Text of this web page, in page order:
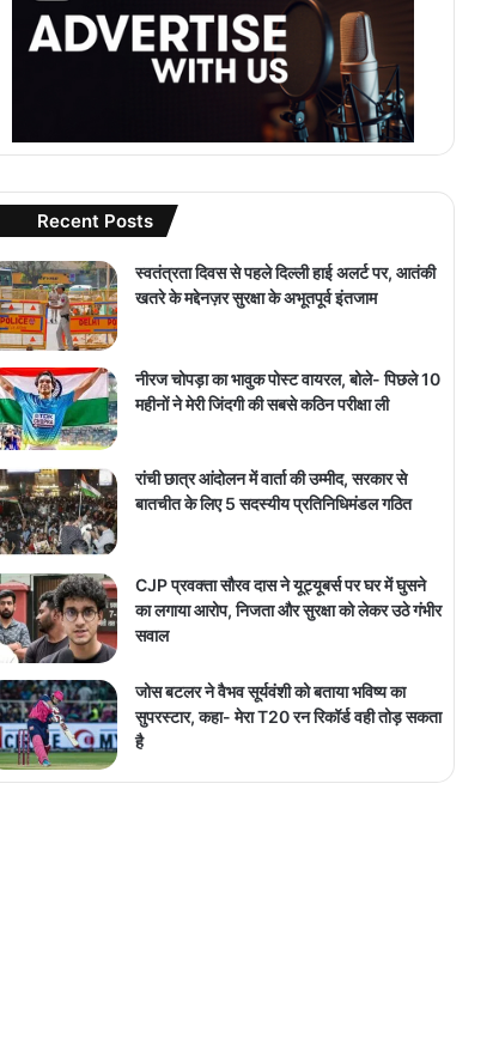
Recent Posts
स्वतंत्रता दिवस से पहले दिल्ली हाई अलर्ट पर, आतंकी
खतरे के मद्देनज़र सुरक्षा के अभूतपूर्व इंतजाम
नीरज चोपड़ा का भावुक पोस्ट वायरल, बोले- पिछले 10
महीनों ने मेरी जिंदगी की सबसे कठिन परीक्षा ली
रांची छात्र आंदोलन में वार्ता की उम्मीद, सरकार से
बातचीत के लिए 5 सदस्यीय प्रतिनिधिमंडल गठित
CJP प्रवक्ता सौरव दास ने यूट्यूबर्स पर घर में घुसने
का लगाया आरोप, निजता और सुरक्षा को लेकर उठे गंभीर
सवाल
जोस बटलर ने वैभव सूर्यवंशी को बताया भविष्य का
सुपरस्टार, कहा- मेरा T20 रन रिकॉर्ड वही तोड़ सकता
है